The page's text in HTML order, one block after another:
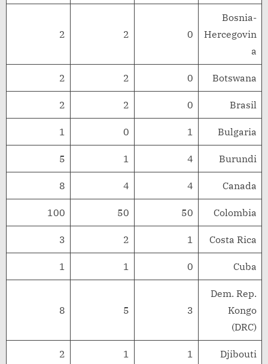
Bosnia-
Hercegovin
a
0
2
2
Botswana
0
2
2
Brasil
0
2
2
Bulgaria
1
0
1
Burundi
4
1
5
Canada
4
4
8
Colombia
50
50
100
Costa Rica
1
2
3
Cuba
0
1
1
Dem. Rep.
Kongo
(DRC)
3
5
8
Djibouti
1
1
2